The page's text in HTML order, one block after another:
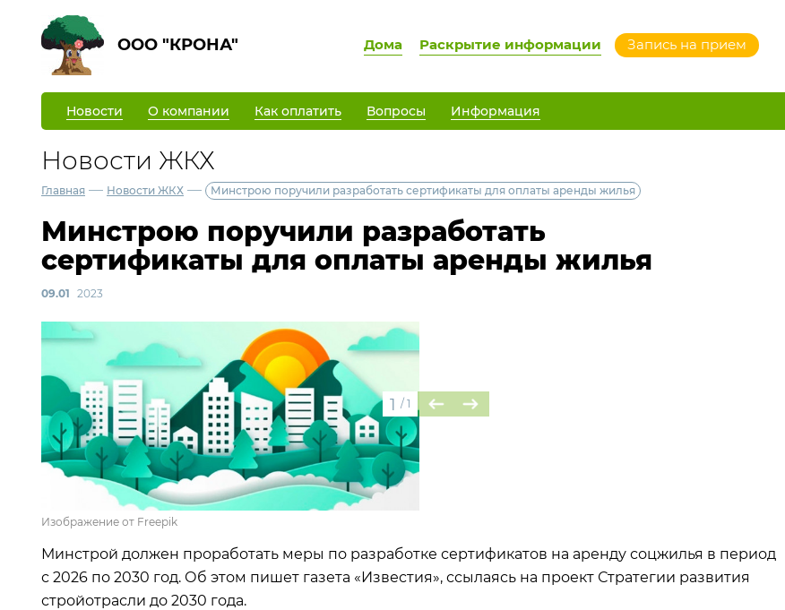
ООО "КРОНА" Дома Раскрытие информации Запись на прием
Новости О компании Как оплатить Вопросы Информация
Новости ЖКХ
Главная — Новости ЖКХ — Минстрою поручили разработать сертификаты для оплаты аренды жилья
Минстрою поручили разработать
сертификаты для оплаты аренды жилья
09.01 2023
1 / 1
Изображение от Freepik
Минстрой должен проработать меры по разработке сертификатов на аренду соцжилья в период
с 2026 по 2030 год. Об этом пишет газета «Известия», ссылаясь на проект Стратегии развития
стройотрасли до 2030 года.